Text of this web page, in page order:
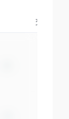
交易产品